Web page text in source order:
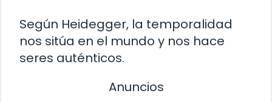
Según Heidegger, la temporalidad
nos sitúa en el mundo y nos hace
seres auténticos.
Anuncios